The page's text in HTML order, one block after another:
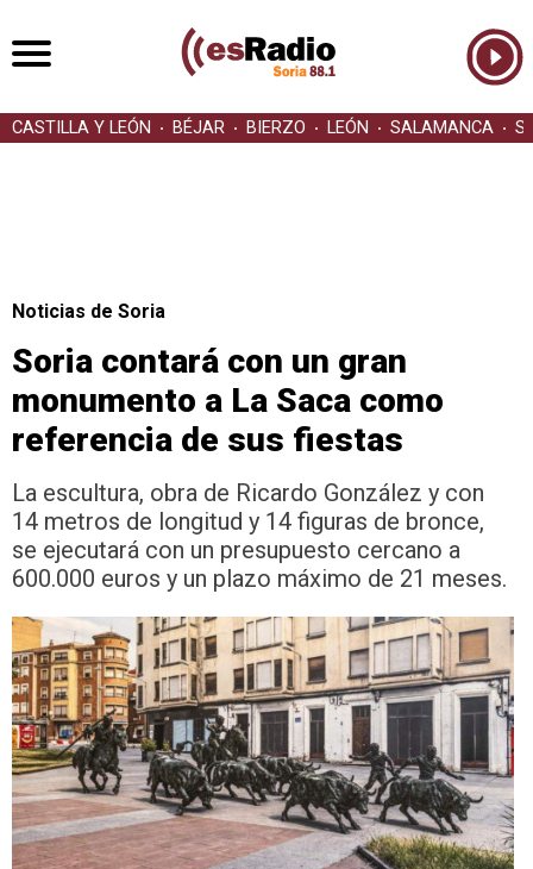
CASTILLA Y LEÓN BÉJAR BIERZO LEÓN SALAMANCA
Noticias de Soria
Soria contará con un gran
monumento a La Saca como
referencia de sus fiestas
La escultura, obra de Ricardo González y con
14 metros de longitud y 14 figuras de bronce,
se ejecutará con un presupuesto cercano a
600.000 euros y un plazo máximo de 21 meses.